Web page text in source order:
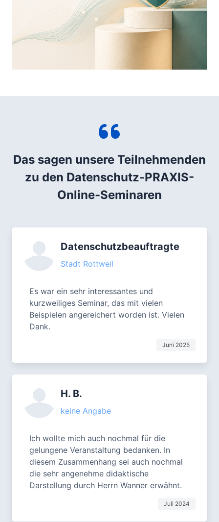
Das sagen unsere Teilnehmenden
zu den Datenschutz-PRAXIS-
Online-Seminaren
Datenschutzbeauftragte
Stadt Rottweil
Es war ein sehr interessantes und
kurzweiliges Seminar, das mit vielen
Beispielen angereichert worden ist. Vielen
Dank.
Juni 2025
H. B.
keine Angabe
Ich wollte mich auch nochmal für die
gelungene Veranstaltung bedanken. In
diesem Zusammenhang sei auch nochmal
die sehr angenehme didaktische
Darstellung durch Herrn Wanner erwähnt.
Juli 2024